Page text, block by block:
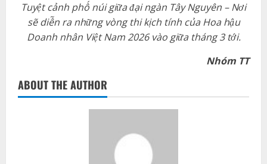
Tuyệt cảnh phố núi giữa đại ngàn Tây Nguyên – Nơi
sẽ diễn ra những vòng thi kịch tính của Hoa hậu
Doanh nhân Việt Nam 2026 vào giữa tháng 3 tới.
Nhóm TT
ABOUT THE AUTHOR